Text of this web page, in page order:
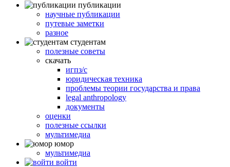
публикации
научные публикации
путевые заметки
разное
студентам
полезные советы
скачать
игпз/с
юридическая техника
проблемы теории государства и права
legal anthropology
документы
оценки
полезные ссылки
мультимедиа
юмор
мультимедиа
войти